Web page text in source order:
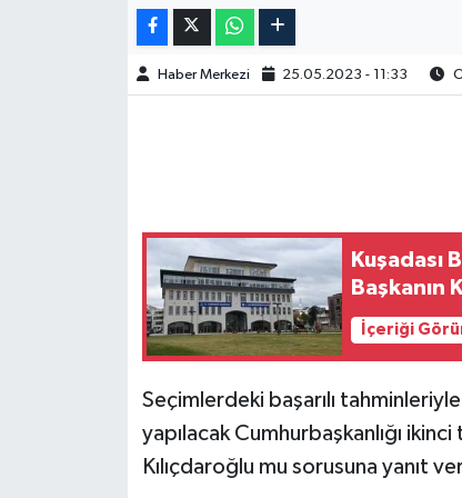
Haber Merkezi 25.05.2023 - 11:33
Kuşadası
Başkanın
İçeriği
Seçimlerdeki başarılı
yapılacak Cumhurbaşkanlığı
Kılıçdaroğlu mu sorusuna yanıt